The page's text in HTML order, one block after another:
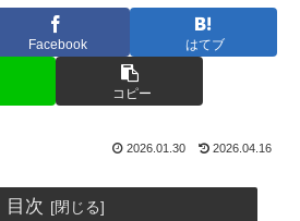
Facebook はてブ
コピー
2026.01.30 2026.04.16
目次